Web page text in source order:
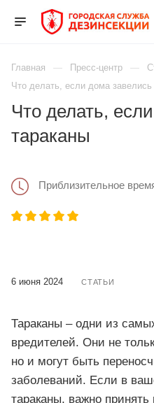
Главная Пресс-центр
Что делать, если дома завелись
Что делать,
тараканы
Приблизительное
6 июня 2024 СТАТЬИ
Тараканы – одни из
вредителей. Они не
но и могут быть
заболеваний. Если в
тараканы, важно